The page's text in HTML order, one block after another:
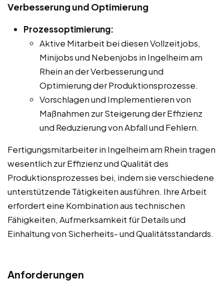
Verbesserung und Optimierung
Prozessoptimierung:
Aktive Mitarbeit bei diesen Vollzeitjobs,
Minijobs und Nebenjobs in Ingelheim am
Rhein an der Verbesserung und
Optimierung der Produktionsprozesse.
Vorschlagen und Implementieren von
Maßnahmen zur Steigerung der Effizienz
und Reduzierung von Abfall und Fehlern.
Fertigungsmitarbeiter in Ingelheim am Rhein tragen
wesentlich zur Effizienz und Qualität des
Produktionsprozesses bei, indem sie verschiedene
unterstützende Tätigkeiten ausführen. Ihre Arbeit
erfordert eine Kombination aus technischen
Fähigkeiten, Aufmerksamkeit für Details und
Einhaltung von Sicherheits- und Qualitätsstandards.
Anforderungen